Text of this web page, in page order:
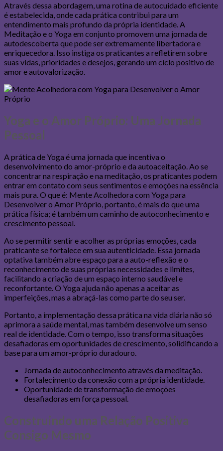
Através dessa abordagem, uma rotina de autocuidado eficiente
é estabelecida, onde cada prática contribui para um
entendimento mais profundo da própria identidade. A
Meditação e o Yoga em conjunto promovem uma jornada de
autodescoberta que pode ser extremamente libertadora e
enriquecedora. Isso instiga os praticantes a refletirem sobre
suas vidas, prioridades e desejos, gerando um ciclo positivo de
amor e autovalorização.
Yoga e o Amor Próprio: Uma Jornada
Pessoal
A prática de Yoga é uma jornada que incentiva o
desenvolvimento do amor-próprio e da autoaceitação. Ao se
concentrar na respiração e na meditação, os praticantes podem
entrar em contato com seus sentimentos e emoções na essência
mais pura. O que é: Mente Acolhedora com Yoga para
Desenvolver o Amor Próprio, portanto, é mais do que uma
prática física; é também um caminho de autoconhecimento e
crescimento pessoal.
Ao se permitir sentir e acolher as próprias emoções, cada
praticante se fortalece em sua autenticidade. Essa jornada
optativa também abre espaço para a auto-reflexão e o
reconhecimento de suas próprias necessidades e limites,
facilitando a criação de um espaço interno saudável e
reconfortante. O Yoga ajuda não apenas a aceitar as
imperfeições, mas a abraçá-las como parte do seu ser.
Portanto, a implementação dessa prática na vida diária não só
aprimora a saúde mental, mas também desenvolve um senso
real de identidade. Com o tempo, isso transforma situações
desafiadoras em oportunidades de crescimento, solidificando a
base para um amor-próprio duradouro.
Jornada de autoconhecimento através da meditação.
Fortalecimento da conexão com a própria identidade.
Oportunidade de transformação de emoções
desafiadoras em força pessoal.
Construindo uma Relação Positiva
Consigo Mesmo